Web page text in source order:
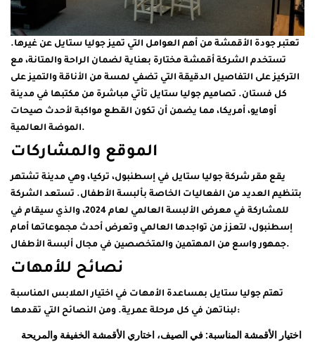
تعتبر جودة الأقمشة من أهم العوامل التي تميز جوليا ستايل عن غيرها.
تستخدم الشركة أقمشة مختارة بعناية لضمان الراحة والمتانة، مع
التركيز على التفاصيل الدقيقة التي تضفي لمسة من الأناقة والتميز على
كل فستان. تصاميم جوليا ستايل تأتي مباشرة من مكتبها في مدينة
أوهايو، أمريكا، مما يضمن أن تكون القطع مواكبة لأحدث صيحات
الموضة العالمية.
الموقع والمشاركات
يقع مقر شركة جوليا ستايل في إسطنبول، تركيا، وهي مدينة تشتهر
بتنظيم العديد من الفعاليات الخاصة بألبسة الأطفال. تستعد الشركة
للمشاركة في معرض الألبسة العالمي لعام 2024، والذي سيقام في
إسطنبول، لتعزز من تواجدها العالمي وتعرض أحدث مجموعاتها أمام
جمهور واسع من المهتمين والمتخصصين في مجال ألبسة الأطفال.
نصائح للأمهات
تهتم جوليا ستايل بمساعدة الأمهات في اختيار الملابس المناسبة
لبناتهن في كل مرحلة عمرية. ومن النصائح التي تقدمها:
اختيار الأقمشة المناسبة: في الصيف، اختاري الأقمشة الخفيفة والمريحة